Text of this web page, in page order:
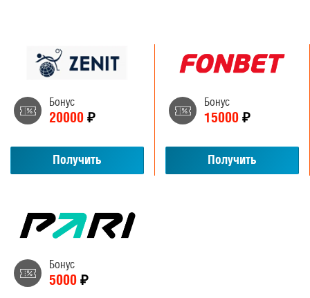
Бонус
20000 ₽
Получить
Бонус
15000 ₽
Получить
Бонус
5000 ₽